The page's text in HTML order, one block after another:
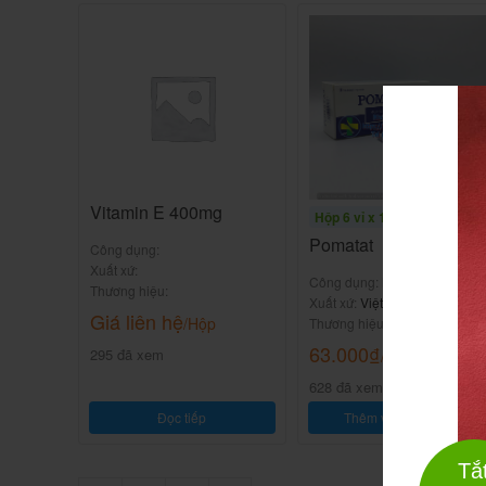
Vitamin E 400mg
Công dụng:
Xuất xứ:
Thương hiệu:
Giá liên hệ/Hộp
295 đã xem
Đọc tiếp
Hộp 6 vỉ x 10 viên
Pomatat
Công dụng:
Xuất xứ: Việt Nam
Thương hiệu:
63.000₫/Hộp
628 đã xem
Thêm vào giỏ hàng